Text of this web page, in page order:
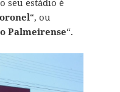
seu estádio é
“, ou
Palmeirense“.